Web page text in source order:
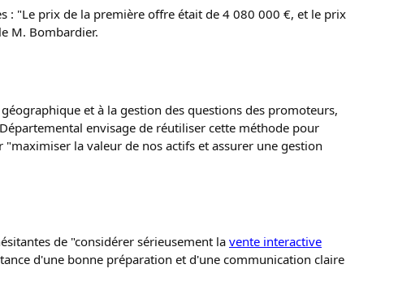
: "Le prix de la première offre était de 4 080 000 €, et le prix
M. Bombardier.
et à la gestion des questions des promoteurs,
envisage de réutiliser cette méthode pour
la valeur de nos actifs et assurer une gestion
de "considérer sérieusement la vente interactive
d'une bonne préparation et d'une communication claire